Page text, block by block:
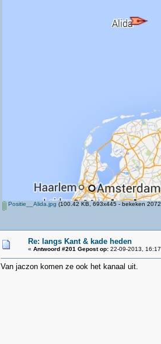
Positie__Alida.jpg (100.42 KB, 693x445 - bekeken
Re: langs Kant & kade heden
« Antwoord #201 Gepost op: 22-09-2013,
Van jaczon komen ze ook het kanaal uit.